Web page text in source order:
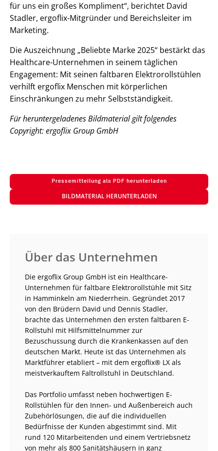
für uns ein großes Kompliment“, berichtet David
Stadler, ergoflix-Mitgründer und Bereichsleiter im
Marketing.
Die Auszeichnung „Beliebte Marke 2025“ bestärkt das
Healthcare-Unternehmen in seinem täglichen
Engagement: Mit seinen faltbaren Elektrorollstühlen
verhilft ergoflix Menschen mit körperlichen
Einschränkungen zu mehr Selbstständigkeit.
Für heruntergeladenes Bildmaterial gilt folgendes
Copyright: ergoflix Group GmbH
Pressemitteilung als PDF herunterladen
BILDMATERIAL HERUNTERLADEN
Über das Unternehmen
Die ergoflix Group GmbH ist ein Healthcare-
Unternehmen für faltbare Elektrorollstühle mit Sitz
in Hamminkeln am Niederrhein. Gegründet 2017
von den Brüdern David und Dennis Stadler,
brachte das Unternehmen den ersten faltbaren E-
Rollstuhl mit Hilfsmittelnummer zur
Bezuschussung durch die Krankenkassen auf den
deutschen Markt. Heute ist das Unternehmen als
Marktführer etabliert – mit dem ergoflix® LX als
meistverkauftem Faltrollstuhl in Deutschland.
Das Portfolio umfasst neben hochwertigen E-
Rollstühlen für den Innen- und Außenbereich auch
Zubehörlösungen, die auf die individuellen
Bedürfnisse der Kunden abgestimmt sind. Mit
rund 120 Mitarbeitenden und einem Vertriebsnetz
von mehr als 800 Sanitätshäusern in ganz